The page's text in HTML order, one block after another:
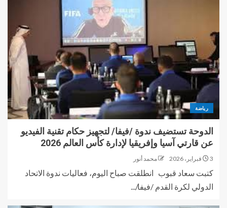
رياضة
الدوحة تستضيف ندوة /فيفا/ لتجهيز حكام تقنية الفيديو
عن قارتي آسيا وإفريقيا لإدارة كأس العالم 2026
3 فبراير، 2026 محمد أنور
كتبت سعاد قبوب انطلقت صباح اليوم، فعاليات ندوة الاتحاد
الدولي لكرة القدم /فيفا/...